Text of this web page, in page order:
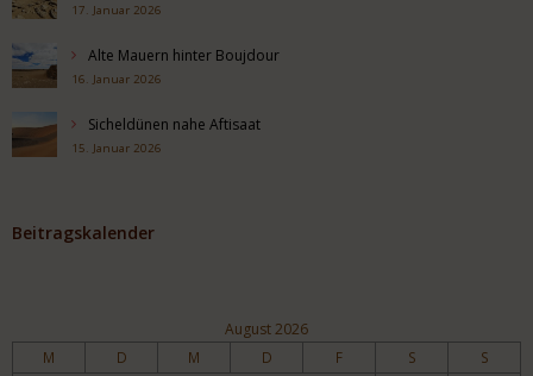
17. Januar 2026
Alte Mauern hinter Boujdour
16. Januar 2026
Sicheldünen nahe Aftisaat
15. Januar 2026
Beitragskalender
August 2026
M D M D F S S